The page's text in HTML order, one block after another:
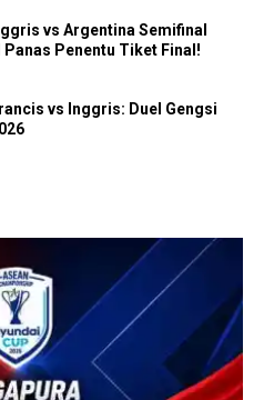
vs Argentina Semifinal
Panas Penentu Tiket Final!
vs Inggris: Duel Gengsi